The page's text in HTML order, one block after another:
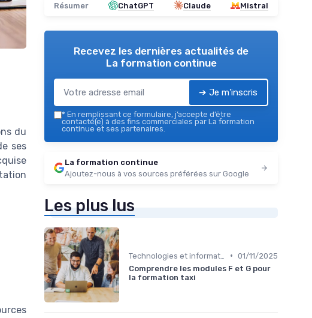
du
ses
Résumer ChatGPT Claude Mistral
Recevez les dernières actualités de
La formation continue
➔ Je m'inscris
* En remplissant ce formulaire, j’accepte d’être
contacté(e) à des fins commerciales par La formation
continue et ses partenaires.
La formation continue
Ajoutez-nous à vos sources préférées sur Google
Les plus lus
• 01/11/2025
Comprendre les modules F et G pour
la formation taxi